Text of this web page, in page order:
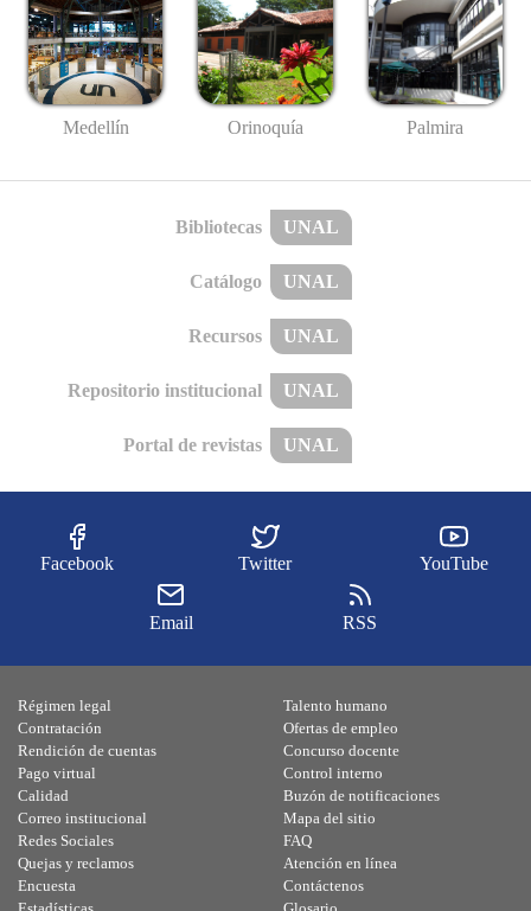
Medellín Orinoquía Palmira
Bibliotecas UNAL
Catálogo UNAL
Recursos UNAL
Repositorio institucional UNAL
Portal de revistas UNAL
Facebook Twitter YouTube
Email RSS
Régimen legal
Contratación
Rendición de cuentas
Pago virtual
Calidad
Talento humano
Ofertas de empleo
Concurso docente
Control interno
Buzón de notificaciones
Correo institucional
Redes Sociales
Quejas y reclamos
Encuesta
Mapa del sitio
FAQ
Atención en línea
Contáctenos